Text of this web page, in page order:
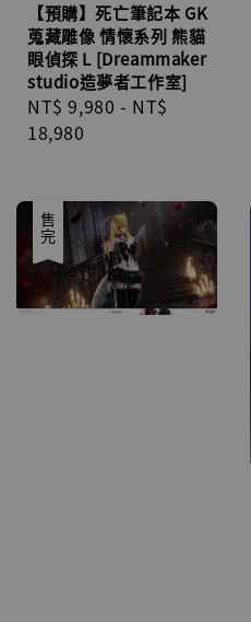
【預購】死亡筆記本 GK
蒐藏雕像 情懷系列 熊貓
眼偵探 L [Dreammaker
studio造夢者工作室]
Regular
price
NT$ 9,980 - NT$
18,980
售完